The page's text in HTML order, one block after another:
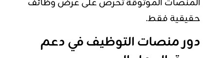
المنصات الموثوقة تحرص على عرض وظائف
حقيقية فقط.
دور منصات التوظيف في دعم